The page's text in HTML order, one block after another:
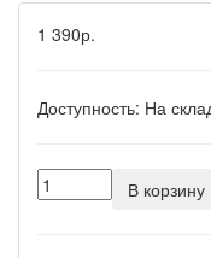
1 390р.
Доступность: На
В корзину